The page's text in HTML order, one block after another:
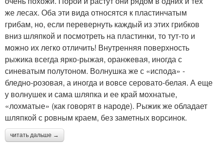
же лесах. Оба эти вида относятся к пластинчатым
грибам, но, если перевернуть каждый из этих грибков
вниз шляпкой и посмотреть на пластинки, то тут-то и
можно их легко отличить! Внутренняя поверхность
рыжика всегда ярко-рыжая, оранжевая, иногда с
синеватым полутоном. Волнушка же с «испода» -
бледно-розовая, а иногда и вовсе серовато-белая. А еще
у волнушек и сама шляпка и ее край мохнатые,
«лохматые» (как говорят в народе). Рыжик же обладает
шляпкой с ровным краем, без заметных ворсинок.
читать дальше →